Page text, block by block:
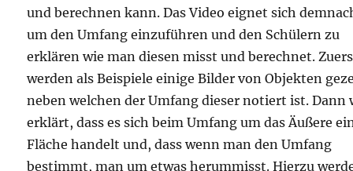
und berechnen kann. Das Video eignet sich
um den Umfang einzuführen und den Schülern zu
erklären wie man diesen misst und berechnet.
werden als Beispiele einige Bilder von Objekten
neben welchen der Umfang dieser notiert ist. Dann
erklärt, dass es sich beim Umfang um das Äußere
Fläche handelt und, dass wenn man den Umfang
bestimmt, man um etwas herummisst. Hierzu